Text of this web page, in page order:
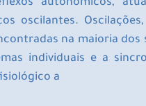
autonômicos,
oscilantes.
na maioria dos
individuais e a
a